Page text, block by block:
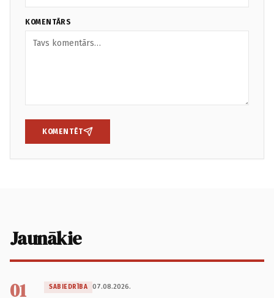
KOMENTĀRS
KOMENTĒT
Jaunākie
01 SABIEDRĪBA 07.08.2026.